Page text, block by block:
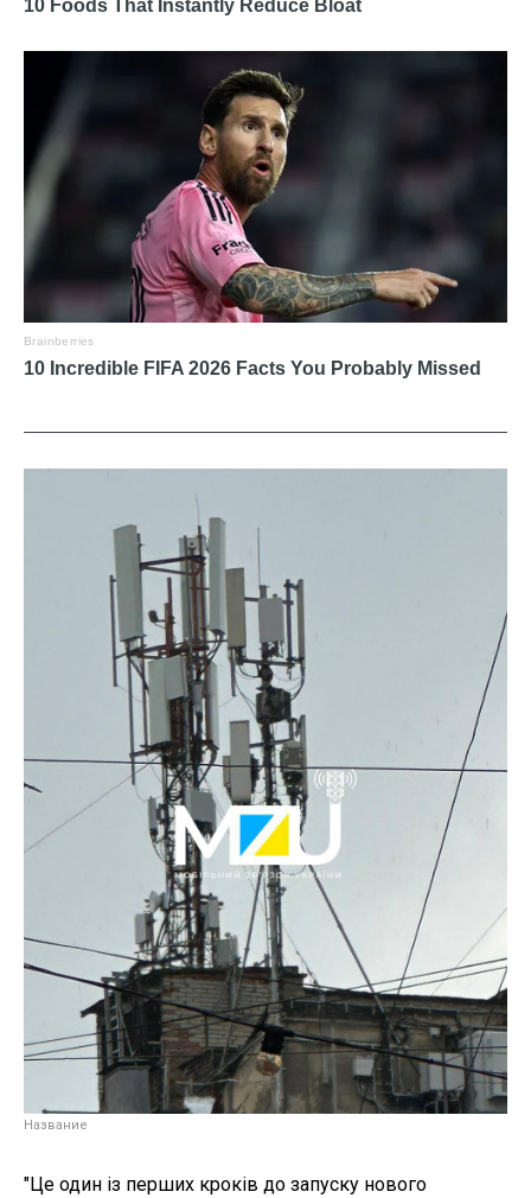
Название
"Це один із перших кроків до запуску нового